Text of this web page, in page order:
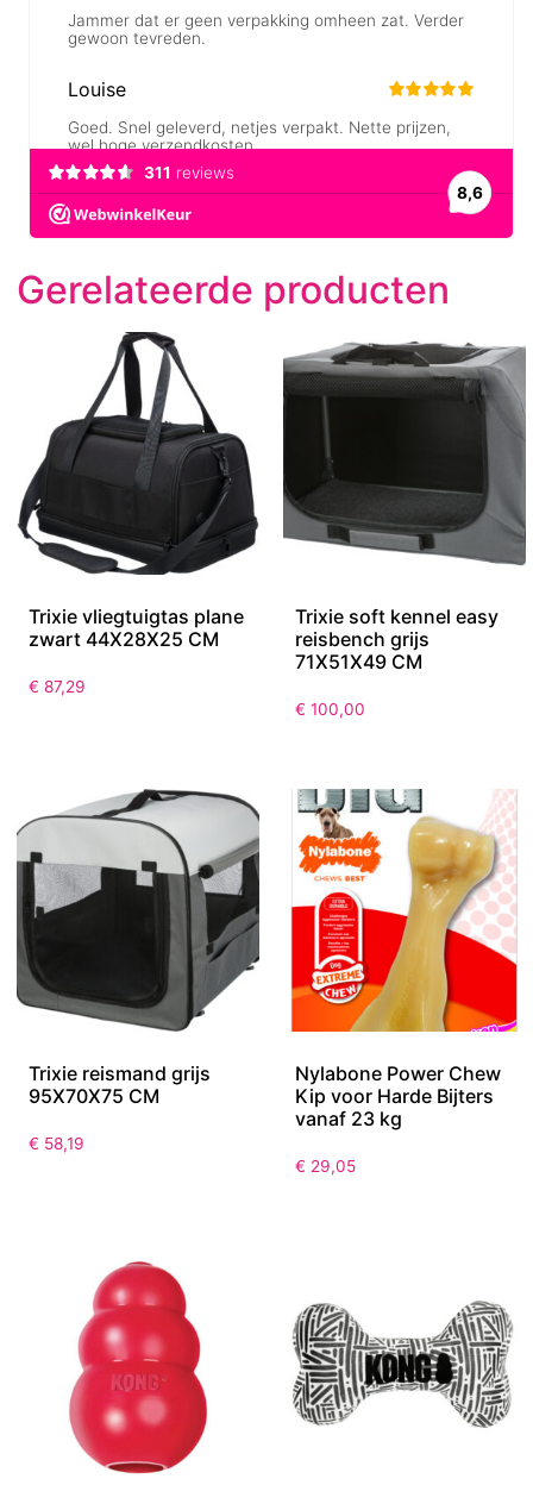
Gerelateerde producten
Trixie vliegtuigtas plane
zwart 44X28X25 CM
€ 87,29
Trixie soft kennel easy
reisbench grijs
71X51X49 CM
€ 100,00
Trixie reismand grijs
95X70X75 CM
€ 58,19
Nylabone Power Chew
Kip voor Harde Bijters
vanaf 23 kg
€ 29,05